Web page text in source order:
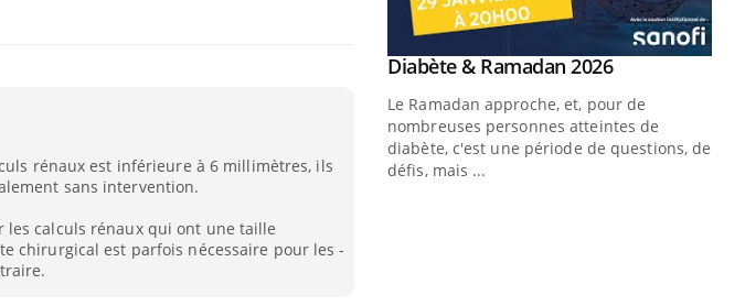
rénaux est inférieure à 6 millimètres, ils
sans intervention.
les calculs rénaux qui ont une taille
chirurgical est parfois nécessaire pour les
2
soleil, activités en plein air… Nos mains
sont ...
Youtube
Diabète & Ramadan 2026Youtube
Le Ramadan approche, et, pour de
nombreuses personnes atteintes de
diabète, c'est une période de questions, de
défis, mais ...